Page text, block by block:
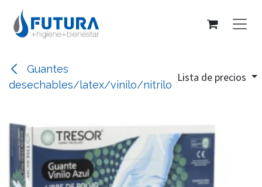
Ir al contenido
Guantes
desechables/latex/vinilo/nitrilo
Lista de precios